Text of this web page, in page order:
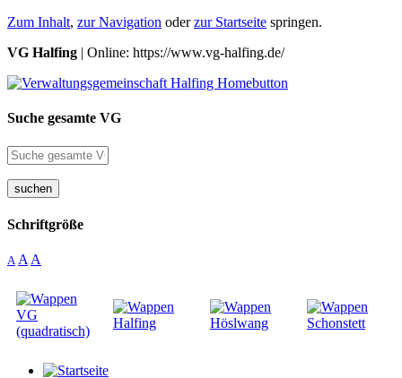
Zum Inhalt, zur Navigation oderzur Startseite springen.
VG Halfing | Online: https://www.vg-halfing.de/
Suche gesamte VG
suchen
Schriftgröße
A A A